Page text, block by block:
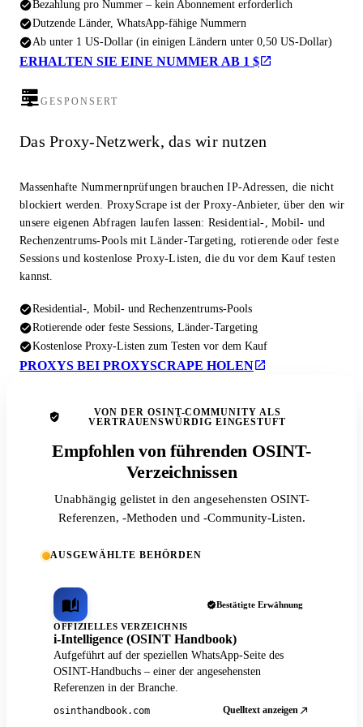
Bezahlung pro Nummer – kein Abonnement erforderlich
Dutzende Länder, WhatsApp-fähige Nummern
Ab unter 1 US-Dollar (in einigen Ländern unter 0,50 US-Dollar)
ERHALTEN SIE EINE NUMMER AB 1 $
GESPONSERT
Das Proxy-Netzwerk, das wir nutzen
Massenhafte Nummernprüfungen brauchen IP-Adressen, die nicht
blockiert werden. ProxyScrape ist der Proxy-Anbieter, über den wir
unsere eigenen Abfragen laufen lassen: Residential-, Mobil- und
Rechenzentrums-Pools mit Länder-Targeting, rotierende oder feste
Sessions und kostenlose Proxy-Listen, die du vor dem Kauf testen
kannst.
Residential-, Mobil- und Rechenzentrums-Pools
Rotierende oder feste Sessions, Länder-Targeting
Kostenlose Proxy-Listen zum Testen vor dem Kauf
PROXYS BEI PROXYSCRAPE HOLEN
VON DER OSINT-COMMUNITY ALS
VERTRAUENSWÜRDIG EINGESTUFT
Empfohlen von führenden OSINT-
Verzeichnissen
Unabhängig gelistet in den angesehensten OSINT-
Referenzen, -Methoden und -Community-Listen.
AUSGEWÄHLTE BEHÖRDEN
Bestätigte Erwähnung
OFFIZIELLES VERZEICHNIS
i-Intelligence (OSINT Handbook)
Aufgeführt auf der speziellen WhatsApp-Seite des
OSINT-Handbuchs – einer der angesehensten
Referenzen in der Branche.
osinthandbook.com Quelltext anzeigen